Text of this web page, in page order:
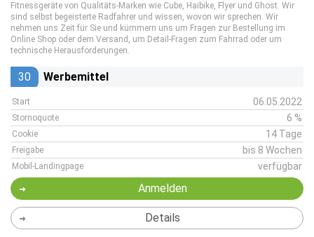
Fitnessgeräte von Qualitäts-Marken wie Cube, Haibike, Flyer und Ghost. Wir
sind selbst begeisterte Radfahrer und wissen, wovon wir sprechen. Wir
nehmen uns Zeit für Sie und kümmern uns um Fragen zur Bestellung im
Online Shop oder dem Versand, um Detail-Fragen zum Fahrrad oder um
technische Herausforderungen.
30 Werbemittel
Start 06.05.2022
Stornoquote 6 %
Cookie 14 Tage
Freigabe bis 8 Wochen
Mobil-Landingpage verfügbar
Anmelden
Details